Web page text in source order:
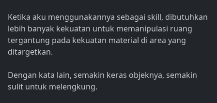
Ketika aku menggunakannya sebagai skill, dibutuhkan
lebih banyak kekuatan untuk memanipulasi ruang
tergantung pada kekuatan material di area yang
ditargetkan.
Dengan kata lain, semakin keras objeknya, semakin
sulit untuk melengkung.